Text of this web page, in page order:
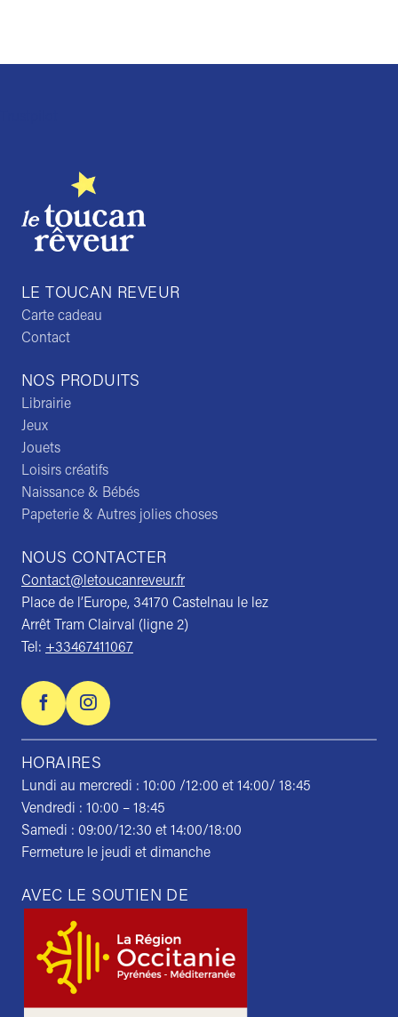
NOS PRODUITS
Librairie
Jeux
Jouets
Loisirs créatifs
Naissance & Bébés
Papeterie & Autres jolies choses
NOUS CONTACTER
Contact@letoucanreveur.fr
Place de l’Europe, 34170 Castelnau le lez
Arrêt Tram Clairval (ligne 2)
Tel: +33467411067
HORAIRES
Lundi au mercredi : 10:00 /12:00 et 14:00/ 18:45
Vendredi : 10:00 – 18:45
Samedi : 09:00/12:30 et 14:00/18:00
Fermeture le jeudi et dimanche
LE TOUCAN REVEUR
Carte cadeau
Contact
AVEC LE SOUTIEN DE